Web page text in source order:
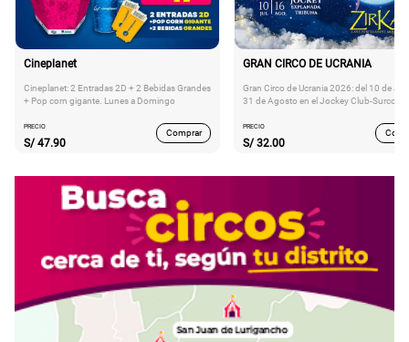
Cineplanet
Cineplanet: 2 Entradas 2D + 2 Bebidas Grandes
+ Pop corn gigante. Lunes a Domingo
PRECIO
S/ 47.90
Comprar
GRAN CIRCO DE UCRANIA
Gran Circo de Ucrania 2026: del 10 de
31 de Agosto en el Jockey Club-Surco
PRECIO
S/ 32.00